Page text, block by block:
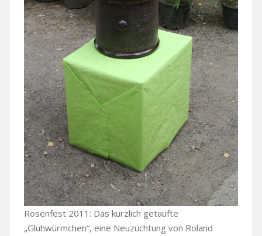
Rosenfest 2011: Das kürzlich getaufte
„Glühwürmchen“, eine Neuzüchtung von Roland